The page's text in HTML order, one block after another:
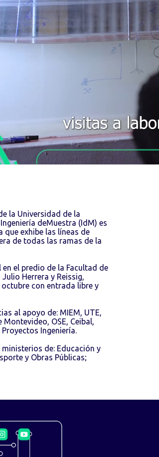
la Universidad de la
deMuestra (IdM) es
exhibe las líneas de
de todas las ramas de la
el predio de la Facultad de
Herrera y Reissig,
con entrada libre y
al apoyo de: MIEM, UTE,
Montevideo, OSE, Ceibal,
Proyectos Ingeniería.
de: Educación y
y Obras Públicas;